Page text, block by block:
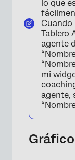
lo que
Cuando
Tablero
agente
mi
agente,